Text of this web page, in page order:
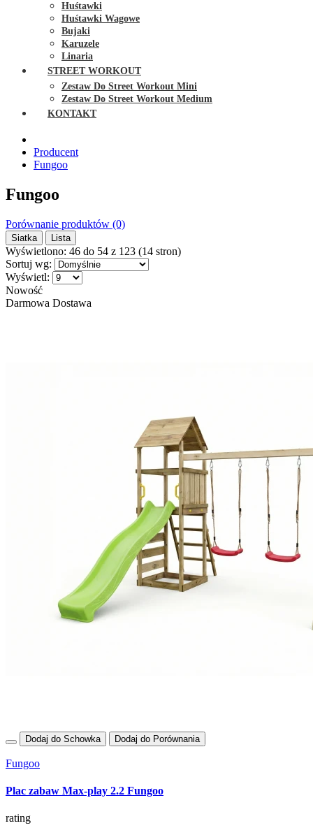
Huśtawki
Huśtawki Wagowe
Bujaki
Karuzele
Linaria
STREET WORKOUT
Zestaw Do Street Workout Mini
Zestaw Do Street Workout Medium
KONTAKT
Producent
Fungoo
Fungoo
Porównanie produktów (0)
Siatka Lista
Wyświetlono: 46 do 54 z 123 (14 stron)
Sortuj wg:
Wyświetl:
Nowość
Darmowa Dostawa
Dodaj do Schowka Dodaj do Porównania
Fungoo
Plac zabaw Max-play 2.2 Fungoo
rating